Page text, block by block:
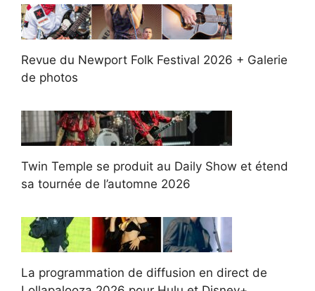
Revue du Newport Folk Festival 2026 + Galerie
de photos
Twin Temple se produit au Daily Show et étend
sa tournée de l’automne 2026
La programmation de diffusion en direct de